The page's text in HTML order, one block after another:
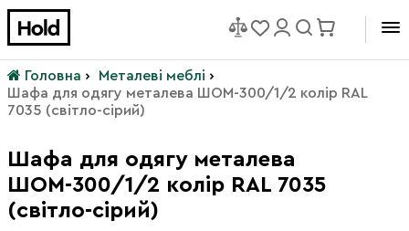
Головна › Металеві меблі ›
Шафа для одягу металева ШОМ-300/1/2 колір RAL
7035 (світло-сірий)
Шафа для одягу металева
ШОМ-300/1/2 колір RAL 7035
(світло-сірий)